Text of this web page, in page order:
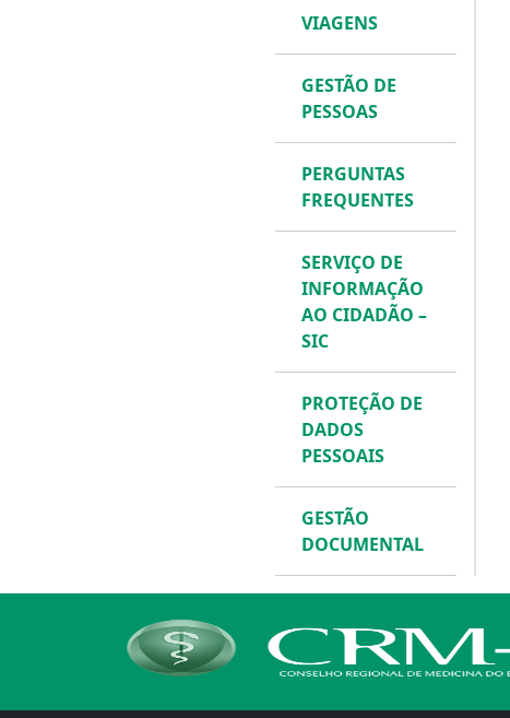
VIAGENS
GESTÃO DE
PESSOAS
PERGUNTAS
FREQUENTES
SERVIÇO DE
INFORMAÇÃO
AO CIDADÃO –
SIC
PROTEÇÃO DE
DADOS
PESSOAIS
GESTÃO
DOCUMENTAL